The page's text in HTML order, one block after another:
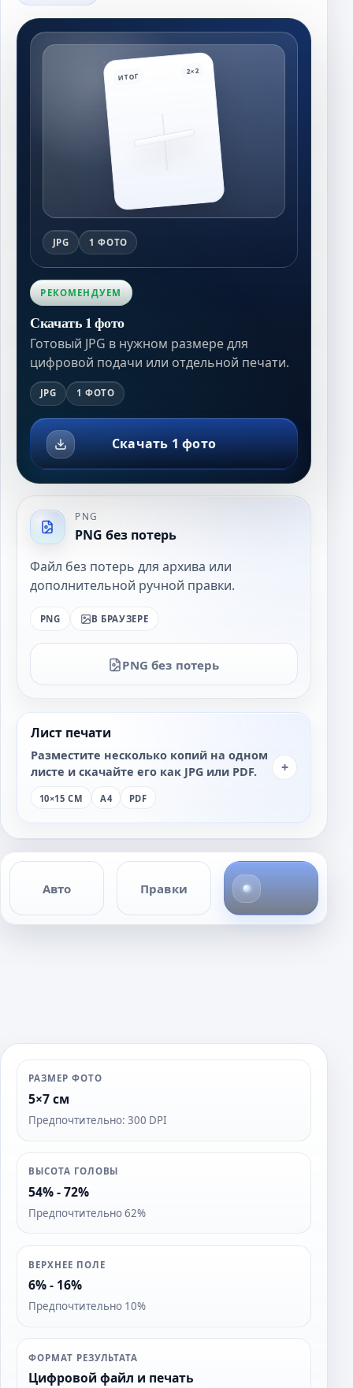
ИТОГ
2×2
JPG 1 ФОТО
РЕКОМЕНДУЕМ
Скачать 1 фото
Готовый JPG в нужном размере для
цифровой подачи или отдельной печати.
JPG 1 ФОТО
Скачать 1 фото
PNG
PNG без потерь
Файл без потерь для архива или
дополнительной ручной правки.
PNG В БРАУЗЕРЕ
PNG без потерь
Лист печати
Разместите несколько копий на одном
листе и скачайте его как JPG или PDF.
10×15 СМ A4 PDF
+
Авто Правки
о
РАЗМЕР ФОТО
5×7 см
Предпочтительно: 300 DPI
ВЫСОТА ГОЛОВЫ
54% - 72%
Предпочтительно 62%
ВЕРХНЕЕ ПОЛЕ
6% - 16%
Предпочтительно 10%
ФОРМАТ РЕЗУЛЬТАТА
Цифровой файл и печать